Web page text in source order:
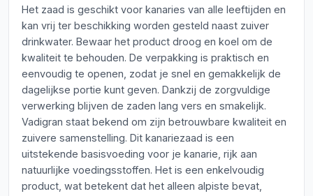
Het zaad is geschikt voor kanaries van alle leeftijden en
kan vrij ter beschikking worden gesteld naast zuiver
drinkwater. Bewaar het product droog en koel om de
kwaliteit te behouden. De verpakking is praktisch en
eenvoudig te openen, zodat je snel en gemakkelijk de
dagelijkse portie kunt geven. Dankzij de zorgvuldige
verwerking blijven de zaden lang vers en smakelijk.
Vadigran staat bekend om zijn betrouwbare kwaliteit en
zuivere samenstelling. Dit kanariezaad is een
uitstekende basisvoeding voor je kanarie, rijk aan
natuurlijke voedingsstoffen. Het is een enkelvoudig
product, wat betekent dat het alleen alpiste bevat,